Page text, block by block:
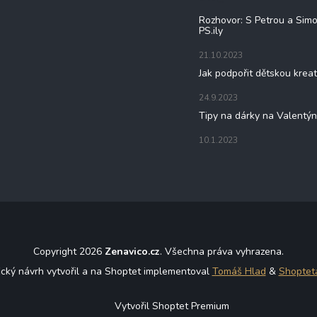
Rozhovor: S Petrou a
PS.ily
21.10.2023
Jak podpořit dětskou
24.9.2023
Tipy na dárky na
10.1.2023
Copyright 2026 Zenavico.cz. Všechna práva vyhrazena.
návrh vytvořil a na Shoptet implementoval Tomáš Hlad &
Vytvořil Shoptet Premium